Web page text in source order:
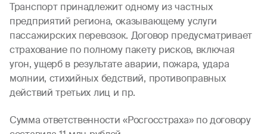
Транспорт принадлежит одному из частных
предприятий региона, оказывающему услуги
пассажирских перевозок. Договор предусматривает
страхование по полному пакету рисков, включая
угон, ущерб в результате аварии, пожара, удара
молнии, стихийных бедствий, противоправных
действий третьих лиц и пр.
Сумма ответственности «Росгосстраха» по договору